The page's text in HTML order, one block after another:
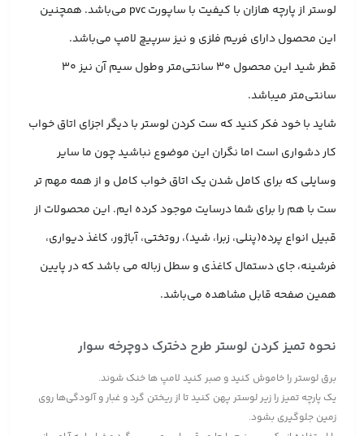
لوستر از پارچه هازان با کیفیت با ساپورت pvc می‌باشد. همچنین
این محصول دارای فریم فلزی و نیز سرپیچ لامپ می‌باشد.
قطر شید این محصول 30 سانتی‌متر وطول سیم آن نیز 30
سانتی‌متر میباشد.
شاید با خود فکر کنید که ست کردن لوستر با دیگر اجزای اتاق خواب
کار دشواری است اما نگران این موضوع نباشید چون ما سایر
وسایلی که برای کامل شدن یک اتاق خواب کامل و از همه مهم تر
ست با هم را برای شما درسایت موجود کرده ایم. این محصولات از
قبیل انواع پرده(پنلی، زبرا، شید)، روتختی، آباژور، کاغذ دیواری،
فرشینه، جای دستمال کاغذی و سطل زباله می باشد که در پایین
همین صفحه قابل مشاهده می‌باشد.
نحوه تمیز کردن لوستر طرح دخترک دوچرخه سوار
برق لوستر را خاموش کنید و صبر کنید لامپ ها خنک شوند.
یک پارچه تمیز را زیر لوستر پهن کنید تا از ریختن گرد و غبار و آلودگی‌ها روی
زمین جلوگیری بشود.